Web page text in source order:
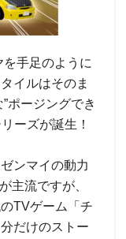
手足のように
イルはそのま
ポージングでき
ーズが誕生！
ンマイの動力
主流ですが、
TVゲーム「チ
だけのストー